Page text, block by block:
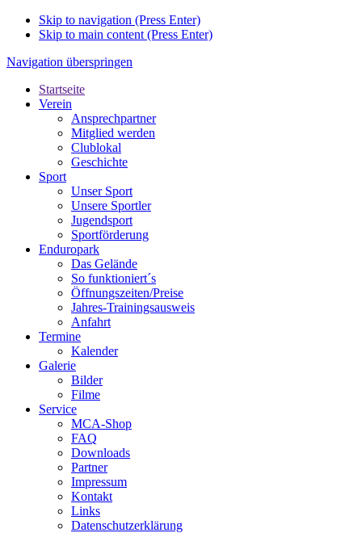
Skip to navigation (Press Enter)
Skip to main content (Press Enter)
Navigation überspringen
Startseite
Verein
Ansprechpartner
Mitglied werden
Clublokal
Geschichte
Sport
Unser Sport
Unsere Sportler
Jugendsport
Sportförderung
Enduropark
Das Gelände
So funktioniert´s
Öffnungszeiten/Preise
Jahres-Trainingsausweis
Anfahrt
Termine
Kalender
Galerie
Bilder
Filme
Service
MCA-Shop
FAQ
Downloads
Partner
Impressum
Kontakt
Links
Datenschutzerklärung